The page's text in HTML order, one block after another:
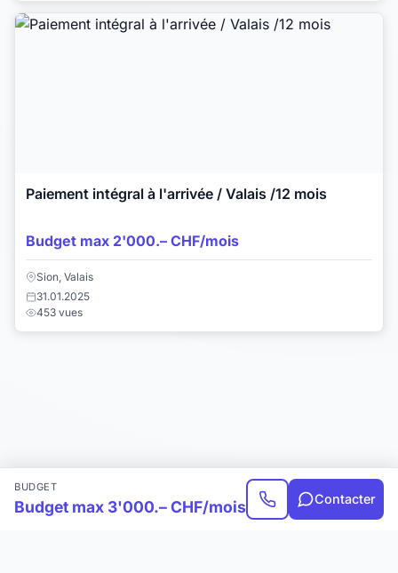
Paiement intégral à l'arrivée / Valais /12 mois
Budget max 2'000.– CHF/mois
Sion, Valais
31.01.2025
453 vues
BUDGET
Budget max 3'000.– CHF/mois Contacter